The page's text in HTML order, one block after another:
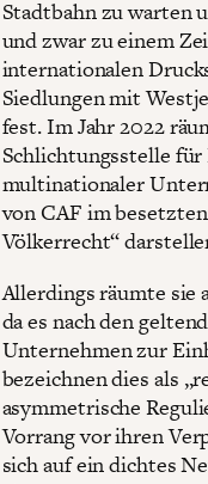
Stadtbahn zu warten
und zwar zu einem
internationalen
Siedlungen mit
fest. Im Jahr 2022
Schlichtungsstelle
multinationaler
von CAF im
Völkerrecht“
Allerdings räumte sie
da es nach den
Unternehmen zur
bezeichnen dies als
asymmetrische
Vorrang vor ihren
sich auf ein dichtes